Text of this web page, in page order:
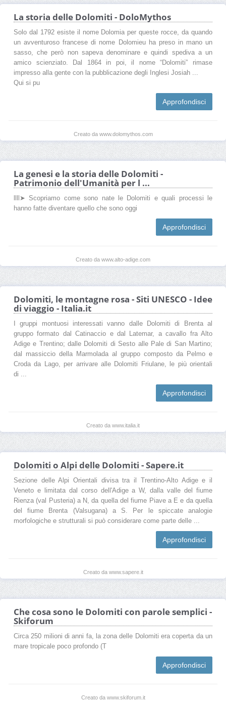
La storia delle Dolomiti - DoloMythos
Solo dal 1792 esiste il nome Dolomia per queste rocce, da quando
un avventuroso francese di nome Dolomieu ha preso in mano un
sasso, che però non sapeva denominare e quindi spediva a un
amico scienziato. Dal 1864 in poi, il nome “Dolomiti” rimase
impresso alla gente con la pubblicazione degli Inglesi Josiah ...
Qui si pu
Approfondisci
Creato da www.dolomythos.com
La genesi e la storia delle Dolomiti -
Patrimonio dell'Umanità per l ...
llll➤ Scopriamo come sono nate le Dolomiti e quali processi le
hanno fatte diventare quello che sono oggi
Approfondisci
Creato da www.alto-adige.com
Dolomiti, le montagne rosa - Siti UNESCO - Idee
di viaggio - Italia.it
I gruppi montuosi interessati vanno dalle Dolomiti di Brenta al
gruppo formato dal Catinaccio e dal Latemar, a cavallo fra Alto
Adige e Trentino; dalle Dolomiti di Sesto alle Pale di San Martino;
dal massiccio della Marmolada al gruppo composto da Pelmo e
Croda da Lago, per arrivare alle Dolomiti Friulane, le più orientali
di ...
Approfondisci
Creato da www.italia.it
Dolomiti o Alpi delle Dolomiti - Sapere.it
Sezione delle Alpi Orientali divisa tra il Trentino-Alto Adige e il
Veneto e limitata dal corso dell'Adige a W, dalla valle del fiume
Rienza (val Pusteria) a N, da quella del fiume Piave a E e da quella
del fiume Brenta (Valsugana) a S. Per le spiccate analogie
morfologiche e strutturali si può considerare come parte delle ...
Approfondisci
Creato da www.sapere.it
Che cosa sono le Dolomiti con parole semplici -
Skiforum
Circa 250 milioni di anni fa, la zona delle Dolomiti era coperta da un
mare tropicale poco profondo (T
Approfondisci
Creato da www.skiforum.it